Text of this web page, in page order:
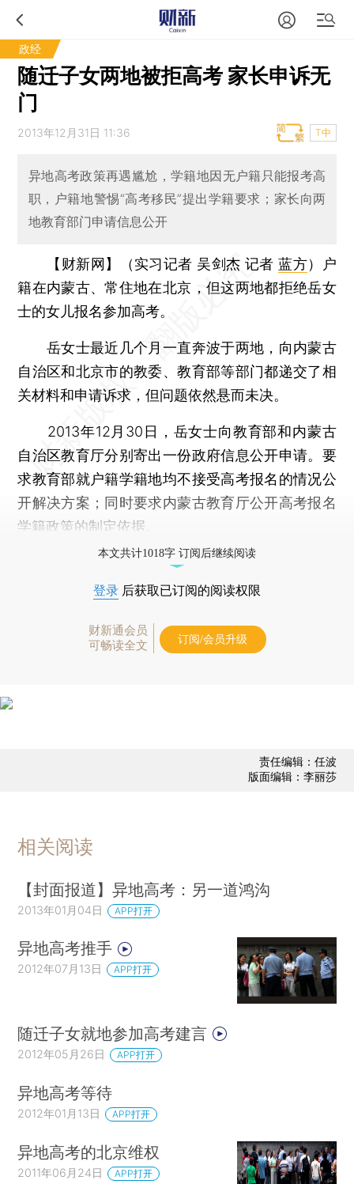
政经
随迁子女两地被拒高考 家长申诉无
门
2013年12月31日 11:36 T中
异地高考政策再遇尴尬，学籍地因无户籍只能报考高
职，户籍地警惕“高考移民”提出学籍要求；家长向两
地教育部门申请信息公开
【财新网】（实习记者 吴剑杰 记者蓝方）
户
籍在内蒙古、常住地在北京，但这两地都拒绝岳女
士的女儿报名参加高考。
岳女士最近几个月一直奔波于两地，向内蒙古
自治区和北京市的教委、教育部等部门都递交了相
关材料和申请诉求，但问题依然悬而未决。
2013年12月30日，岳女士向教育部和内蒙古
自治区教育厅分别寄出一份政府信息公开申请。要
求教育部就户籍学籍地均不接受高考报名的情况公
开解决方案；同时要求内蒙古教育厅公开高考报名
学籍政策的制定依据。
本文共计1018字 订阅后继续阅读
登录 后获取已订阅的阅读权限
财新通会员
可畅读全文
订阅/会员升级
责任编辑：任波
版面编辑：李丽莎
相关阅读
【封面报道】异地高考：另一道鸿沟
2013年01月04日 APP打开
异地高考推手
2012年07月13日 APP打开
随迁子女就地参加高考建言
2012年05月26日 APP打开
异地高考等待
2012年01月13日 APP打开
异地高考的北京维权
2011年06月24日 APP打开